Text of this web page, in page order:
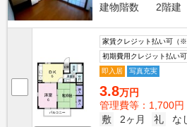
建物階数
2階建
家賃クレジット払い可（※
初期費用クレジット払い
即入居
写真充実
3.8万円
管理費等：1,700円
敷
2ヶ月 礼
な